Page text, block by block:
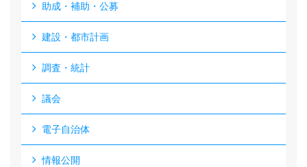
助成・補助・公募
建設・都市計画
調査・統計
議会
電子自治体
情報公開